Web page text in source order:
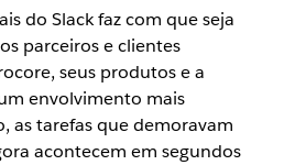
do Slack faz com que seja
parceiros e clientes
seus produtos e a
envolvimento mais
as tarefas que demoravam
acontecem em segundos